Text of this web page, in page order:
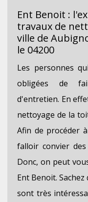
Ent Benoit :
travaux de
ville de
le 04200
Les personnes
obligées de
d'entretien. En
nettoyage de la
Afin de procéder
falloir convier
Donc, on peut
Ent Benoit.
sont très